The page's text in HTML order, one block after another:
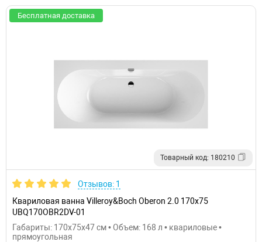
Бесплатная доставка
Товарный код: 180210
Отзывов: 1
Квариловая ванна Villeroy&Boch Oberon 2.0 170x75
UBQ170OBR2DV-01
Габариты: 170x75x47 см • Объем: 168 л • квариловые •
прямоугольная